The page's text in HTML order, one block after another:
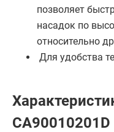
позволяет
насадок по
относительно
Для удобства
CA90010201D